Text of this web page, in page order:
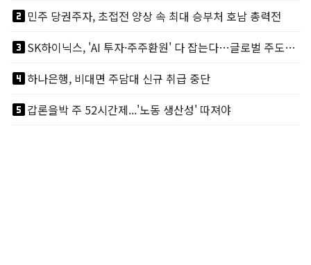
looks_two민주 당권주자, 초접전 양상 속 최대 승부처 호남 총력전
looks_3
SK하이닉스, 'AI 투자·주주환원' 다 잡는다…글로벌 주도권 굳히기
looks_4하나은행, 비대면 주담대 신규 취급 중단
looks_5갑론을박 주 52시간제...'노동 생산성' 따져야